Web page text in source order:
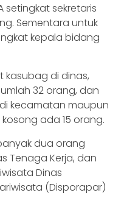
setingkat sekretaris
Sementara untuk
kepala bidang
kasubag di dinas,
32 orang, dan
kecamatan maupun
ada 15 orang.
dua orang
Tenaga Kerja, dan
Dinas
(Disporapar)